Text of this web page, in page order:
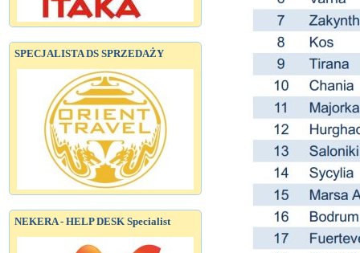
SPECJALISTA DS SPRZEDAŻY
NEKERA - HELP DESK Specialist